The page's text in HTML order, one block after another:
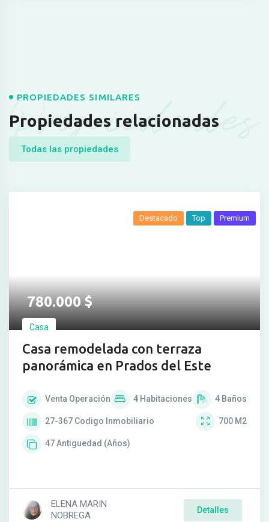
Propiedades
PROPIEDADES SIMILARES
Propiedades relacionadas
Todas las propiedades
780.000$
Casa
Casa remodelada con terraza
panorámica en Prados del Este
Destacado Top Premium
Venta Operación 4 Habitaciones 4 Baños
27-367 Codigo Inmobiliario 700 M2
47Antiguedad (Años)
ELENA MARIN
NOBREGA
Detalles